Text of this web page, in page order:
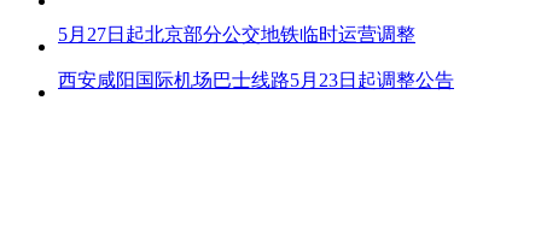
5月27日起北京部分公交地铁临时运营调整
西安咸阳国际机场巴士线路5月23日起调整公告